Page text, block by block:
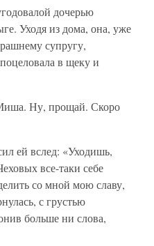
дочерью
Уходя из дома, она, уже
супругу,
в щеку и
Ну, прощай. Скоро
ей вслед: «Уходишь,
все-таки себе
со мной мою славу,
с грустью
больше ни слова,